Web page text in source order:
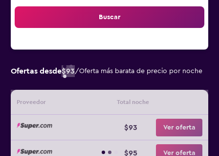
Buscar
Ofertas desde$93/Oferta más barata de precio por noche
Proveedor Total noche
$93 Ver oferta
$95 Ver oferta